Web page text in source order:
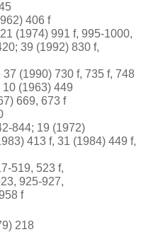
406 f
(1974) 991 f, 995-1000,
39 (1992) 830 f,
(1990) 730 f, 735 f, 748
(1963) 449
669, 673 f
844; 19 (1972)
413 f, 31 (1984) 449 f,
519, 523 f,
925-927,
f
218